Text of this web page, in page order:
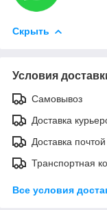
Скрыть
Условия
Самовывоз
Доставка
Доставка почтой
Транспортная
Все условия